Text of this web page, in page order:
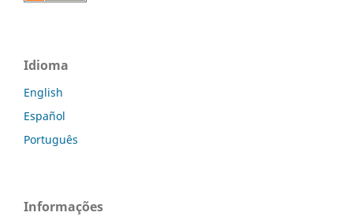
Idioma
English
Español
Português
Informações